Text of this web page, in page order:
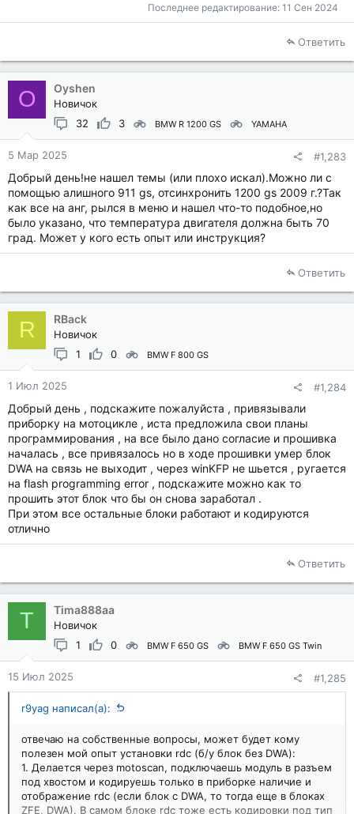
Последнее редактирование: 11 Сен 2024
Ответить
O Oyshen
Новичок
32
3 BMW R 1200 GS YAMAHA
5 Мар 2025 #1,283
Добрый день!не нашел темы (или плохо искал).Можно ли с
помощью алишного 911 gs, отсинхронить 1200 gs 2009 г.?Так
как все на анг, рылся в меню и нашел что-то подобное,но
было указано, что температура двигателя должна быть 70
град. Может у кого есть опыт или инструкция?
Ответить
R RBack
Новичок
1
0 BMW F 800 GS
1 Июл 2025 #1,284
Добрый день , подскажите пожалуйста , привязывали
приборку на мотоцикле , иста предложила свои планы
программирования , на все было дано согласие и прошивка
началась , все привязалось но в ходе прошивки умер блок
DWA на связь не выходит , через winKFP не шьется , ругается
на flash programming error , подскажите можно как то
прошить этот блок что бы он снова заработал .
При этом все остальные блоки работают и кодируются
отлично
Ответить
T Tima888aa
Новичок
1
0 BMW F 650 GS BMW F 650 GS Twin
15 Июл 2025 #1,285
r9yag написал(а):
отвечаю на собственные вопросы, может будет кому
полезен мой опыт установки rdс (б/у блок без DWA):
1. Делается через motoscan, подключаешь модуль в разъем
под хвостом и кодируешь только в приборке наличие и
отображение rdc (если блок с DWA, то тогда еще в блоках
ZFE, DWA). В самом блоке rdc тоже есть кодировки под тип